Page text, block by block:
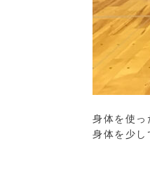
身体を使っ
身体を少し